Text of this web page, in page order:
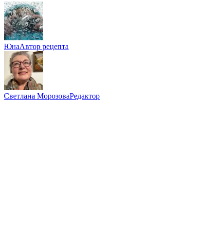
ЮнаАвтор рецепта
Светлана МорозоваРедактор